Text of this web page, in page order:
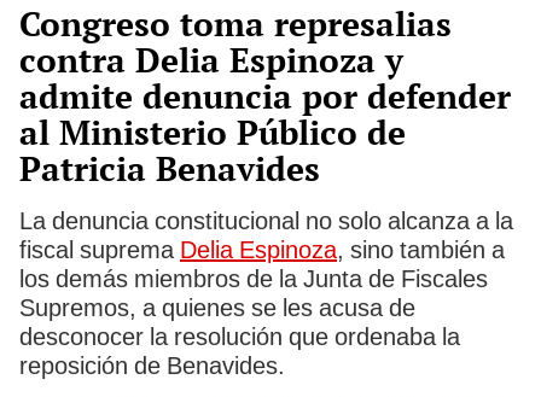
Congreso toma represalias
contra Delia Espinoza y
admite denuncia por defender
al Ministerio Público de
Patricia Benavides
La denuncia constitucional no solo alcanza a la
fiscal suprema Delia Espinoza, sino también a
los demás miembros de la Junta de Fiscales
Supremos, a quienes se les acusa de
desconocer la resolución que ordenaba la
reposición de Benavides.